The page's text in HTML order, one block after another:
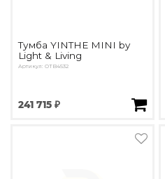
Тумба YINTHE MINI by
Light & Living
Артикул: OTB4532
241 715 ₽